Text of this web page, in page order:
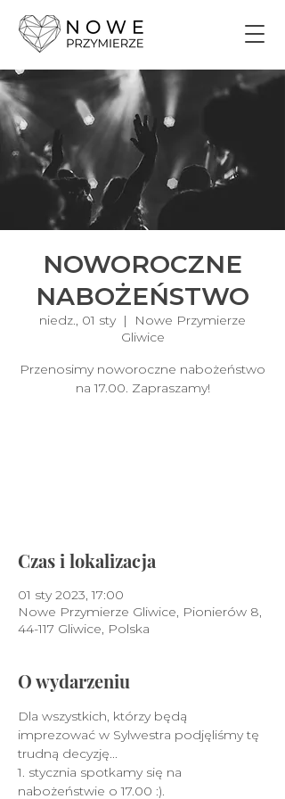
NOWOROCZNE
NABOŻEŃSTWO
niedz., 01 sty
  |
Nowe Przymierze
Gliwice
Przenosimy noworoczne nabożeństwo
na 17.00. Zapraszamy!
Czas i lokalizacja
01 sty 2023, 17:00
Nowe Przymierze Gliwice, Pionierów 8,
44-117 Gliwice, Polska
O wydarzeniu
Dla wszystkich, którzy będą
imprezować w Sylwestra podjęliśmy tę
trudną decyzję...
1. stycznia spotkamy się na
nabożeństwie o 17.00 :).